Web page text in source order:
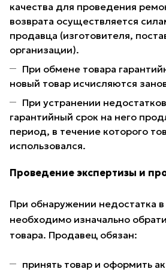
качества для проведения
возврата осуществляется
продавца (изготовителя,
организации).
При обмене товара
новый товар исчисляются
При устранении
гарантийный срок на него
период, в течение которого
использовался.
Проведение экспертизы и
При обнаружении недостатка в
необходимо изначально
товара. Продавец обязан:
принять товар и оформить